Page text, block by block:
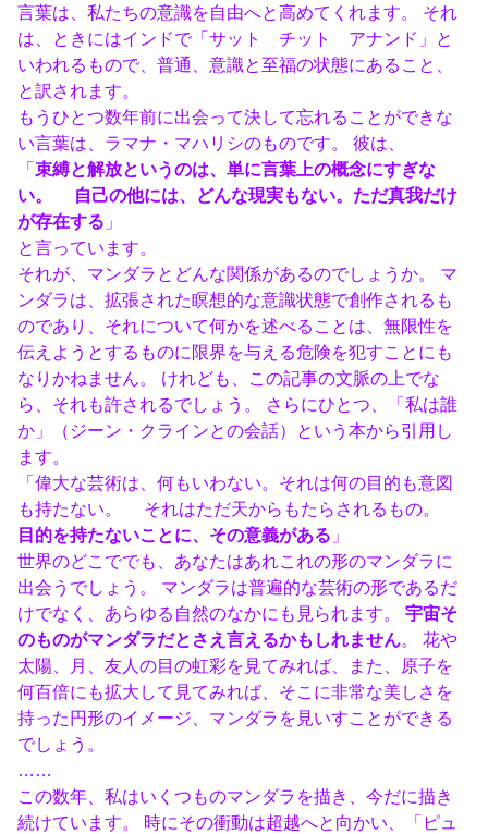
言葉は、私たちの意識を自由へと高めてくれます。 それ
は、ときにはインドで「サット チット アナンド」と
いわれるもので、普通、意識と至福の状態にあること、
と訳されます。
もうひとつ数年前に出会って決して忘れることができな
い言葉は、ラマナ・マハリシのものです。 彼は、
「束縛と解放というのは、単に言葉上の概念にすぎな
い。 自己の他には、どんな現実もない。ただ真我だけ
が存在する 」
と言っています。
それが、マンダラとどんな関係があるのでしょうか。 マ
ンダラは、拡張された瞑想的な意識状態で創作されるも
のであり、それについて何かを述べることは、無限性を
伝えようとするものに限界を与える危険を犯すことにも
なりかねません。 けれども、この記事の文脈の上でな
ら、それも許されるでしょう。 さらにひとつ、「私は誰
か」（ジーン・クラインとの会話）という本から引用し
ます。
「偉大な芸術は、何もいわない。それは何の目的も意図
も持たない。 それはただ天からもたらされるもの。
目的を持たないことに、その意義がある 」
世界のどこででも、あなたはあれこれの形のマンダラに
出会うでしょう。 マンダラは普遍的な芸術の形であるだ
けでなく、あらゆる自然のなかにも見られます。宇宙そ
のものがマンダラだとさえ言えるかもしれません。 花や
太陽、月、友人の目の虹彩を見てみれば、また、原子を
何百倍にも拡大して見てみれば、そこに非常な美しさを
持った円形のイメージ、マンダラを見いすことができる
でしょう。
……
この数年、私はいくつものマンダラを描き、今だに描き
続けています。 時にその衝動は超越へと向かい、「ピュ